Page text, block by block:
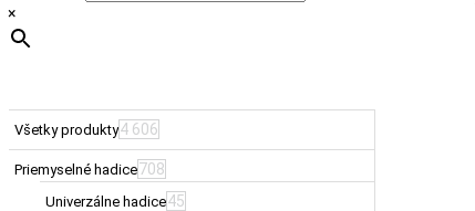
×
Všetky produkty4 606
Priemyselné hadice708
Univerzálne hadice45